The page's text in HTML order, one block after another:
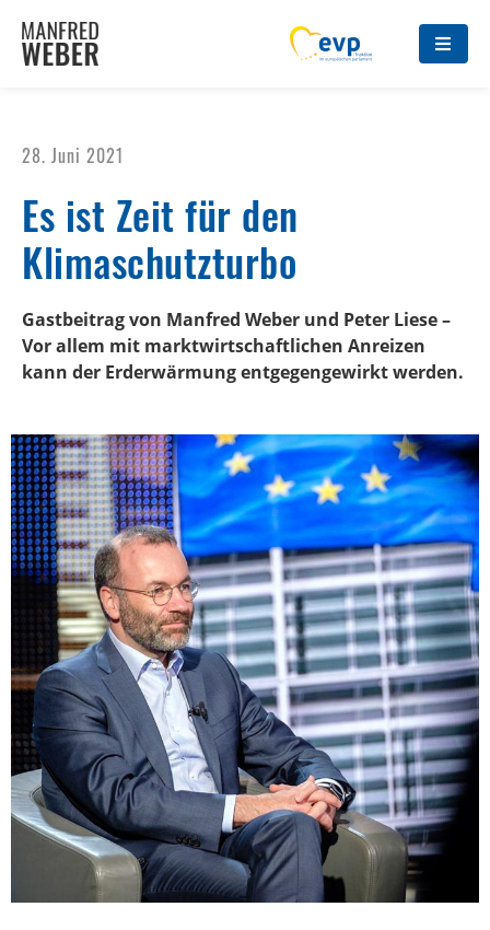
28. Juni 2021
Es ist Zeit für den
Klimaschutzturbo
Gastbeitrag von Manfred Weber und Peter Liese –
Vor allem mit marktwirtschaftlichen Anreizen
kann der Erderwärmung entgegengewirkt werden.